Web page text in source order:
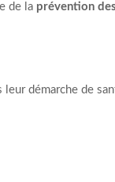
de la prévention
démarche de